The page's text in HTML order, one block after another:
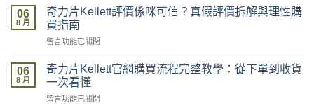
落
單、
流、
貨、
服
用
買
最
全？
網
vs
房
力
片
Kellett
2026
新
攻
06
8 月
奇力片Kellett評價係咪可信？真假評價拆解與理性購
買指南
在
力
片
Kellett
評
留言功能已關閉
06
8 月
奇力片Kellett官網購買流程完整教學：從下單到收貨
一次看懂
在
留言功能已關閉